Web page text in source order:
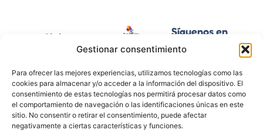
Gestionar consentimiento
Para ofrecer las mejores experiencias, utilizamos tecnologías como las
cookies para almacenar y/o acceder a la información del dispositivo. El
consentimiento de estas tecnologías nos permitirá procesar datos como
el comportamiento de navegación o las identificaciones únicas en este
sitio. No consentir o retirar el consentimiento, puede afectar
negativamente a ciertas características y funciones.
Si tienes
cualquier
¡Envíanos
un
WhatsApp!​
La empresa
animación
infantil y
eventos en
Málaga.
Síguenos en
nuestras
¡Subscríbete
para no
perderte